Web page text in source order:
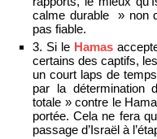
calme durable » non
pas fiable.
3. Si le Hamas
certains des captifs,
un court laps de
par la détermination
totale » contre le
portée. Cela ne fera
passage d’Israël à